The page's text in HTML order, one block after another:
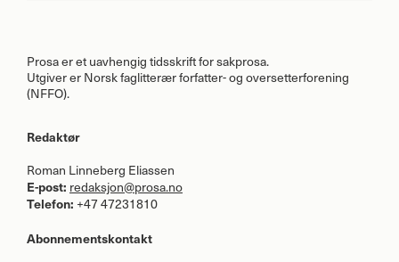
Prosa er et uavhengig tidsskrift for sakprosa.
Utgiver er Norsk faglitterær forfatter- og oversetterforening
(NFFO).
Redaktør
Roman Linneberg Eliassen
E-post: redaksjon@prosa.no
Telefon: +47 47231810
Abonnementskontakt